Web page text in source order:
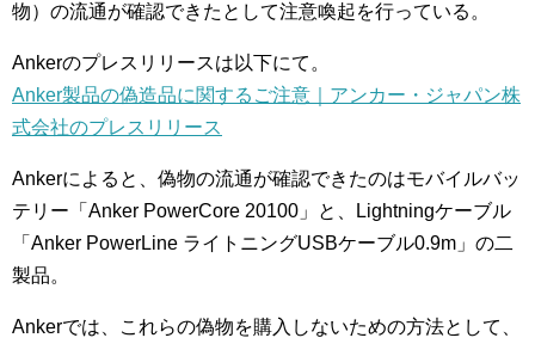
物）の流通が確認できたとして注意喚起を行っている。
Ankerのプレスリリースは以下にて。
Anker製品の偽造品に関するご注意｜アンカー・ジャパン株
式会社のプレスリリース
Ankerによると、偽物の流通が確認できたのはモバイルバッ
テリー「Anker PowerCore 20100」と、Lightningケーブル
「Anker PowerLine ライトニングUSBケーブル0.9m」の二
製品。
Ankerでは、これらの偽物を購入しないための方法として、